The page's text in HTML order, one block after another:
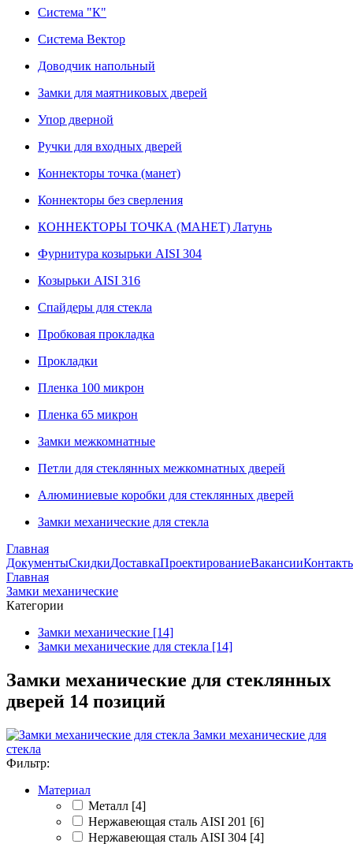
Система "К"
Система Вектор
Доводчик напольный
Замки для маятниковых дверей
Упор дверной
Ручки для входных дверей
Коннекторы точка (манет)
Коннекторы без сверления
КОННЕКТОРЫ ТОЧКА (МАНЕТ) Латунь
Фурнитура козырьки AISI 304
Козырьки AISI 316
Спайдеры для стекла
Пробковая прокладка
Прокладки
Пленка 100 микрон
Пленка 65 микрон
Замки межкомнатные
Петли для стеклянных межкомнатных дверей
Алюминиевые коробки для стеклянных дверей
Замки механические для стекла
Главная
ДокументыСкидкиДоставкаПроектированиеВакансии
Главная
Замки механические
Категории
Замки механические [14]
Замки механические для стекла [14]
Замки механические для стеклянных
дверей 14 позиций
Замки механические для
стекла
Фильтр:
Материал
Металл [4]
Нержавеющая сталь AISI 201 [6]
Нержавеющая сталь AISI 304 [4]